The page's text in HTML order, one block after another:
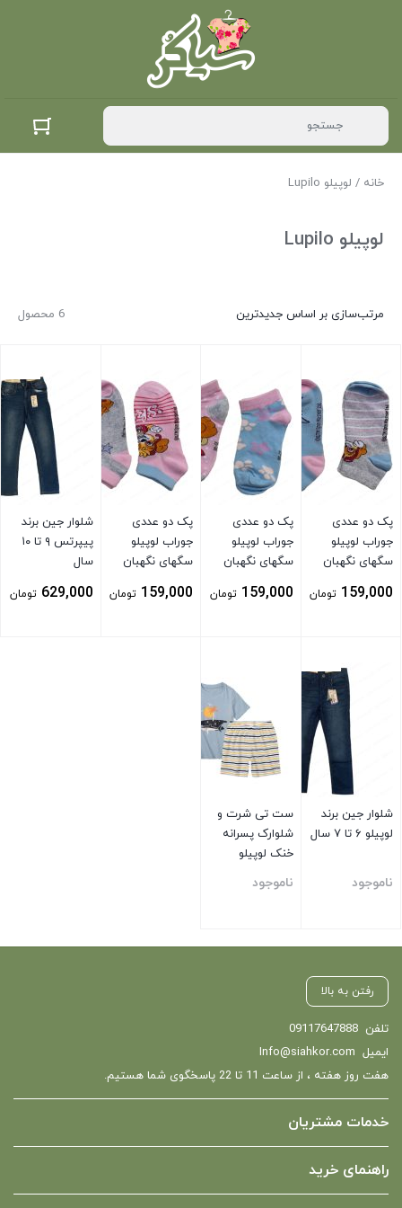
خانه / لوپیلو Lupilo
لوپیلو Lupilo
6 محصول مرتب‌سازی بر اساس جدیدترین
پک دو عددی
جوراب لوپیلو
سگهای نگهبان
159,000 تومان
پک دو عددی
جوراب لوپیلو
سگهای نگهبان
159,000 تومان
پک دو عددی
جوراب لوپیلو
سگهای نگهبان
159,000 تومان
شلوار جین برند
پیپرتس ۹ تا ۱۰
سال
629,000 تومان
شلوار جین برند
لوپیلو ۶ تا ۷ سال
ناموجود
ست تی شرت و
شلوارک پسرانه
خنک لوپیلو
ناموجود
رفتن به بالا
تلفن 09117647888
ایمیل Info@siahkor.com
هفت روز هفته ، از ساعت 11 تا 22 پاسخگوی شما هستیم.
خدمات مشتریان
راهنمای خرید